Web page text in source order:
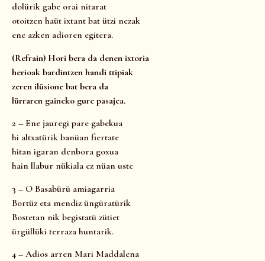
dolürik gabe orai nitarat
otoitzen haüt ixtant bat ützi nezak
ene azken adioren egitera.
(Refrain) Hori bera da denen ixtoria
herioak bardintzen handi ttipiak
zeren ilüsione bat bera da
lürraren gaineko gure pasajea.
2 – Ene jauregi pare gabekua
hi altxatürik banüan fiertate
hitan igaran denbora goxua
hain llabur nükiala ez nüan uste
3 – O Basabürü amiagarria
Bortüz eta mendiz üngüratürik
Bostetan nik begistatü zütiet
ürgüllüki terraza huntarik.
4 – Adios arren Mari Maddalena